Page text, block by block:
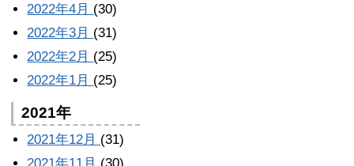
2022年4月 (30)
2022年3月 (31)
2022年2月 (25)
2022年1月 (25)
2021年
2021年12月 (31)
2021年11月 (30)